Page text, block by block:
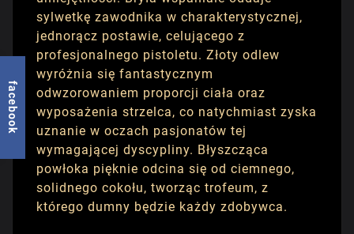
sylwetkę zawodnika w charakterystycznej,
jednorącz postawie, celującego z
profesjonalnego pistoletu. Złoty odlew
wyróżnia się fantastycznym
odwzorowaniem proporcji ciała oraz
wyposażenia strzelca, co natychmiast zyska
uznanie w oczach pasjonatów tej
wymagającej dyscypliny. Błyszcząca
powłoka pięknie odcina się od ciemnego,
solidnego cokołu, tworząc trofeum, z
którego dumny będzie każdy zdobywca.
facebook